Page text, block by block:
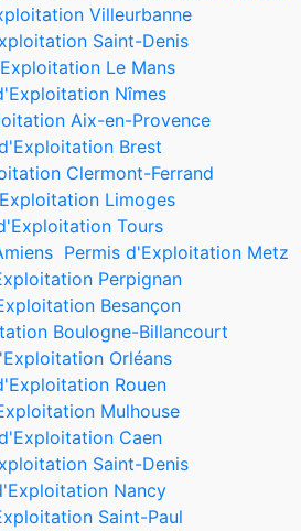
Villeurbanne
Saint-Denis
Le Mans
Nîmes
Aix-en-Provence
Brest
Clermont-Ferrand
Limoges
Tours
Permis d'Exploitation Metz
Perpignan
Besançon
Boulogne-Billancourt
Orléans
Rouen
Mulhouse
Caen
Saint-Denis
Nancy
Saint-Paul